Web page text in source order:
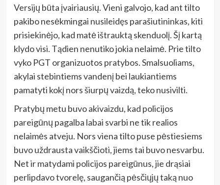
Versijų būta įvairiausių. Vieni galvojo, kad ant tilto
pakibo nesėkmingai nusileidęs parašiutininkas, kiti
prisiekinėjo, kad matė ištrauktą skenduolį. Šį kartą
klydo visi. Tądien nenutiko jokia nelaimė. Prie tilto
vyko PGT organizuotos pratybos. Smalsuoliams,
akylai stebintiems vandenį bei laukiantiems
pamatyti kokį nors šiurpų vaizdą, teko nusivilti.
Pratybų metu buvo akivaizdu, kad policijos
pareigūnų pagalba labai svarbi ne tik realios
nelaimės atveju. Nors viena tilto puse pėstiesiems
buvo uždrausta vaikščioti, jiems tai buvo nesvarbu.
Net ir matydami policijos pareigūnus, jie drąsiai
perlipdavo tvorelę, saugančią pėsčiųjų taką nuo